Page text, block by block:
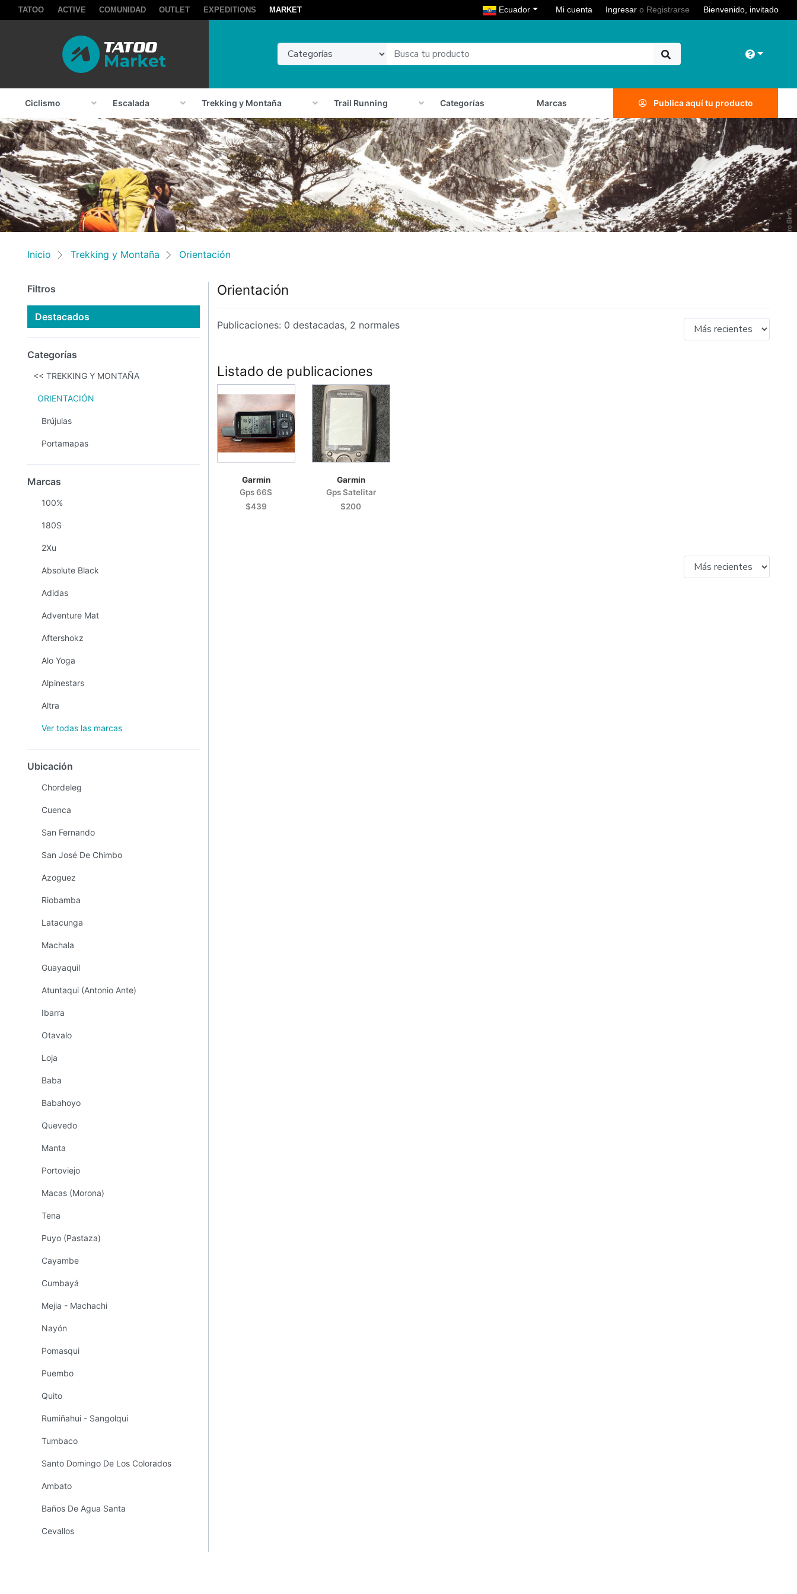
TATOO ACTIVE COMUNIDAD OUTLET EXPEDITIONS MARKET EcuadorToggle Dropdown
Mi cuenta Ingresar o Registrarse Bienvenido, invitado
Toggle
Ciclismo Escalada Trekking y Montaña Trail Running Categorías Marcas Publica aquí tu producto
Inicio Trekking y Montaña Orientación
Filtros
Destacados
Categorías
<< TREKKING Y MONTAÑA
ORIENTACIÓN
Brújulas
Portamapas
Marcas
100%
180S
2Xu
Absolute Black
Adidas
Adventure Mat
Aftershokz
Alo Yoga
Alpinestars
Altra
Ver todas las marcas
Ubicación
Chordeleg
Cuenca
San Fernando
San José De Chimbo
Azoguez
Riobamba
Latacunga
Machala
Guayaquil
Atuntaqui (Antonio Ante)
Ibarra
Otavalo
Loja
Baba
Babahoyo
Quevedo
Manta
Portoviejo
Macas (Morona)
Tena
Puyo (Pastaza)
Cayambe
Cumbayá
Mejia - Machachi
Nayón
Pomasqui
Puembo
Quito
Rumiñahui - Sangolqui
Tumbaco
Santo Domingo De Los Colorados
Ambato
Baños De Agua Santa
Cevallos
Orientación
Publicaciones: 0 destacadas, 2 normales
Listado de publicaciones
Garmin
Gps 66S
$439
Garmin
Gps Satelitar
$200